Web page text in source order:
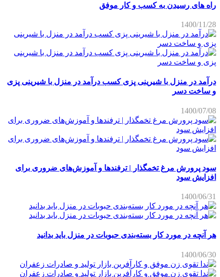
راه های رسیدن به کسب و کار موفق
1400/11/28
درآمد در منزل با شیرینی پزی کسب درآمد در منزل با شیرینی پزی
و ساخت دسر
1400/07/08
سود پرورش مرغ تخمگذار | ترفندها و آموزش‌های ضروری برای
افزایش سود
1400/06/31
هر آنچه در مورد کار بسته‌بندی حبوبات در منزل باید بدانید
1400/06/30